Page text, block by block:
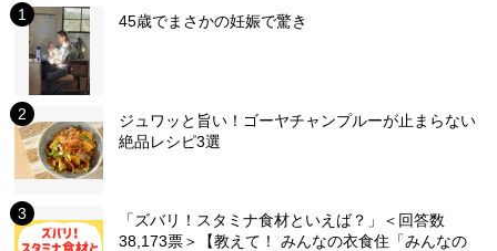
45歳でまさかの妊娠で驚き
ジュワッと旨い！ゴーヤチャンプルーが止まらない
絶品レシピ3選
「ズバリ！スタミナ食材といえば？」＜回答数
38,173票＞【教えて！ みんなの衣食住「みんなの